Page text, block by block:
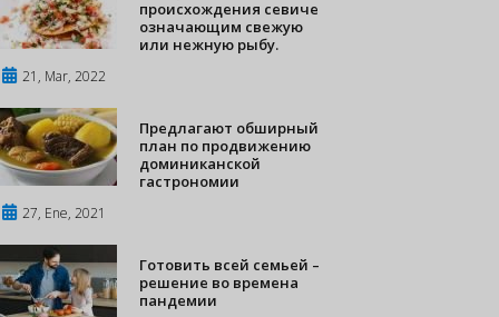
происхождения севиче
означающим свежую
или нежную рыбу.
21, Mar, 2022
Предлагают обширный
план по продвижению
доминиканской
гастрономии
27, Ene, 2021
Готовить всей семьей –
решение во времена
пандемии